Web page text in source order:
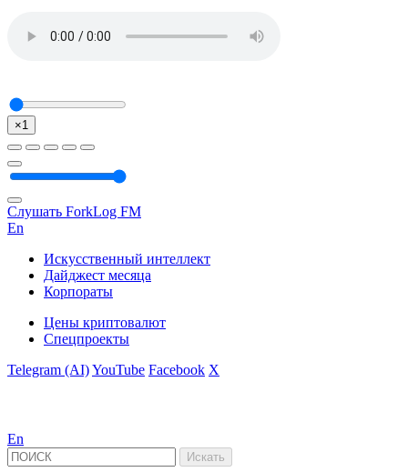
×1
Слушать ForkLog FM
En
Искусственный интеллект
Дайджест месяца
Корпораты
Цены криптовалют
Спецпроекты
Telegram (AI)YouTube Facebook X
En